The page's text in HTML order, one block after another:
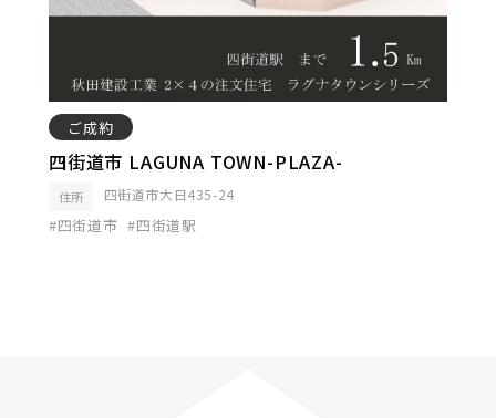
ご成約
四街道市 LAGUNA TOWN-PLAZA-
住所 四街道市大日435-24
#四街道市 #四街道駅